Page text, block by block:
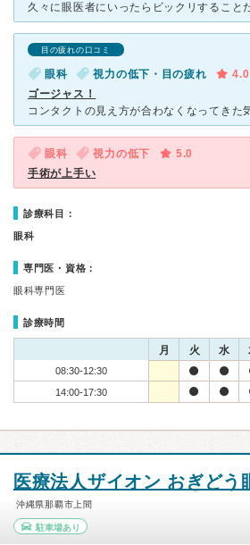
目の疲れの口コミ
眼科 視力の低下・目の疲れ
4.0
ゴージャス！
眼科 視力の低下
5.0
手術が上手い
診療科目：
眼科
専門医・資格：
眼科専門医
診療時間
月 火 水
08:30-12:30
14:00-17:30
医療法人ザイオン おぎどう
沖縄県那覇市上間
駐車場あり